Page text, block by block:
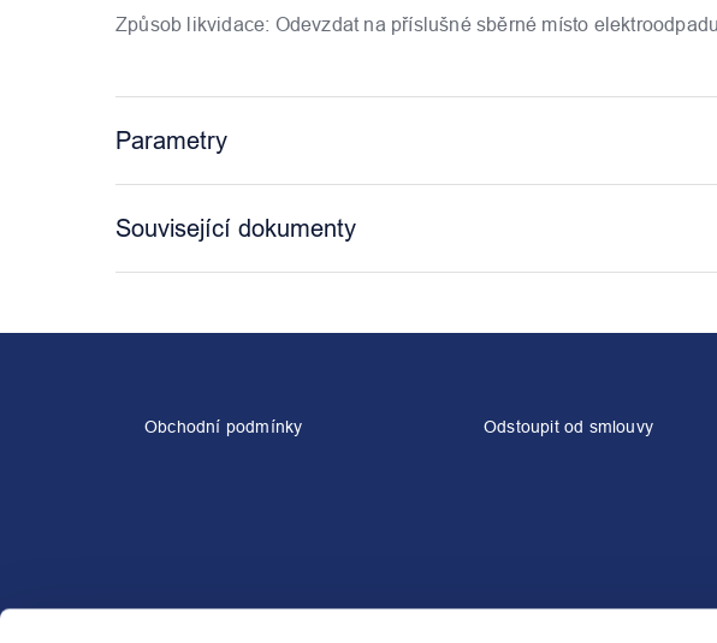
Způsob likvidace: Odevzdat na příslušné sběrné místo elektroodpadu.
Parametry
Související dokumenty
Obchodní podmínky Odstoupit od smlouvy